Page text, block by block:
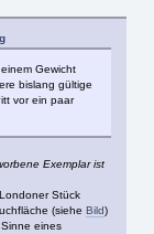
Gewicht
bislang gültige
vor ein paar
Exemplar ist
Stück
(siehe Bild)
eines